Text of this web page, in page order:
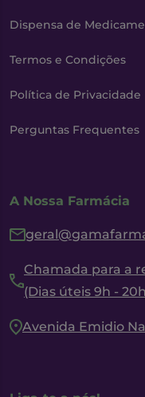
Dispensa de
Termos e Condições
Política de Privacidade
Perguntas Frequentes
A Nossa Farmácia
Chamada para a
(Dias úteis 9h -
Avenida Emidio